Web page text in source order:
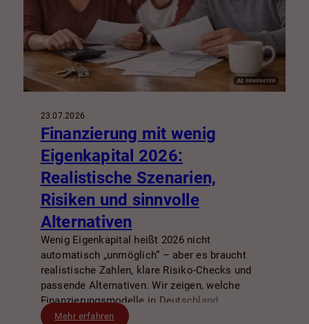
23.07.2026
Finanzierung mit wenig
Eigenkapital 2026:
Realistische Szenarien,
Risiken und sinnvolle
Alternativen
Wenig Eigenkapital heißt 2026 nicht
automatisch „unmöglich“ – aber es braucht
realistische Zahlen, klare Risiko-Checks und
passende Alternativen. Wir zeigen, welche
Finanzierungsmodelle in Deutschland
typischerweise machbar sind, worauf Banken
Mehr erfahren